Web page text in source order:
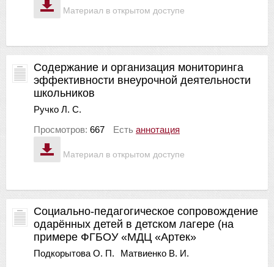
Материал в открытом доступе
Материал в открытом доступе
Содержание и организация мониторинга
эффективности внеурочной деятельности
школьников
Ручко Л. С.
Просмотров: 667 Есть аннотация
Социально-педагогическое сопровождение
одарённых детей в детском лагере (на
примере ФГБОУ «МДЦ «Артек»
Подкорытова О. П.
Матвиенко В. И.